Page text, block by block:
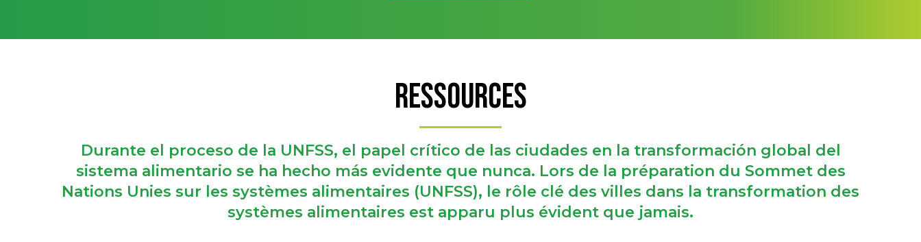
RESSOURCES
Durante el proceso de la UNFSS, el papel crítico de las ciudades en la transformación global del
sistema alimentario se ha hecho más evidente que nunca. Lors de la préparation du Sommet des
Nations Unies sur les systèmes alimentaires (UNFSS), le rôle clé des villes dans la transformation des
systèmes alimentaires est apparu plus évident que jamais.